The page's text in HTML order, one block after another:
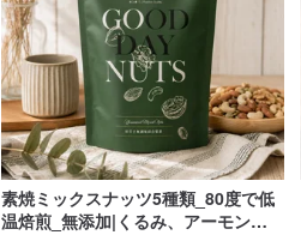
素焼ミックスナッツ5種類_80度で低
温焙煎_無添加|くるみ、アーモン